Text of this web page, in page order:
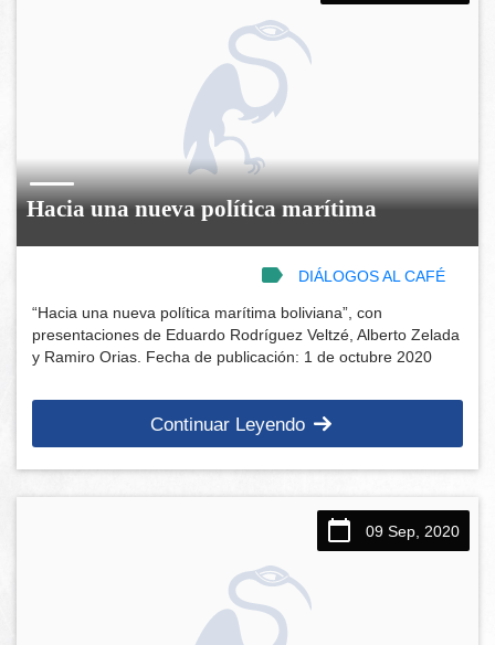
Hacia una nueva política marítima
DIÁLOGOS AL CAFÉ
“Hacia una nueva política marítima boliviana”, con
presentaciones de Eduardo Rodríguez Veltzé, Alberto Zelada
y Ramiro Orias. Fecha de publicación: 1 de octubre 2020
Continuar Leyendo
09 Sep, 2020